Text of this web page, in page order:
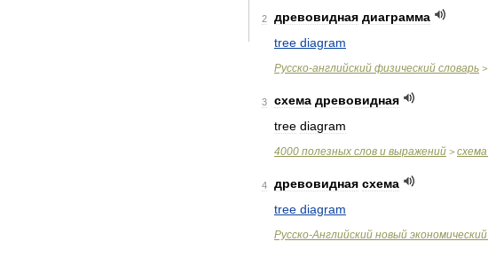
2 древовидная диаграмма
tree diagram
Русско-английский физический словарь >
3 схема древовидная
tree diagram
4000 полезных слов и выражений > схема
4 древовидная схема
tree diagram
Русско-Английский новый экономический